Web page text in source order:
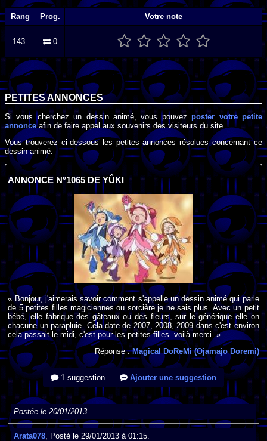
Rang Prog. Votre note
143. 0
PETITES ANNONCES
Si vous cherchez un dessin animé, vous pouvezposter votre petite
annonceafin de faire appel aux souvenirs des visiteurs du site.
Vous trouverez ci-dessous les petites annonces résolues concernant ce
dessin animé.
ANNONCE N°1065 DE YÛKI
« Bonjour, j'aimerais savoir comment s'appelle un dessin animé qui parle
de 5 petites filles magiciennes ou sorcière je ne sais plus. Avec un petit
bébé, elle fabrique des gâteaux ou des fleurs, sur le générique elle on
chacune un parapluie. Cela date de 2007, 2008, 2009 dans c'est environ
cela passait le midi, c'est pour les petites filles. voilà merci. »
Réponse :Magical DoReMi (Ojamajo Doremi)
1 suggestion Ajouter une suggestion
Postée le 20/01/2013.
Arata078 , Posté le 29/01/2013 à 01:15.